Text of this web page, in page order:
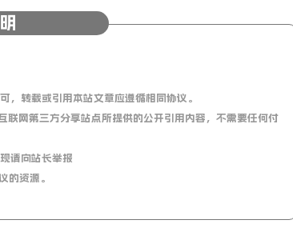
，转载或引用本站文章应遵循相同协议。
联网第三方分享站点所提供的公开引用内容，不需要任何付
请向站长举报
的资源。